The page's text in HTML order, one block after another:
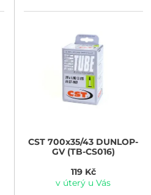
CST 700x35/43 DUNLOP-
GV (TB-CS016)
119 Kč
v úterý u Vás